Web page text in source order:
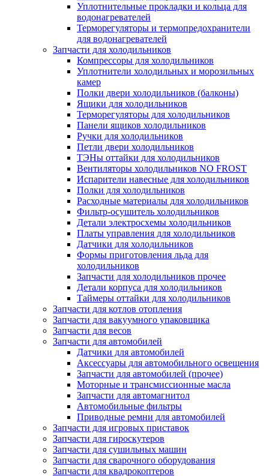
Уплотнительные прокладки и кольца для
водонагревателей
Терморегуляторы и термопредохранители
для водонагревателей
Запчасти для холодильников
Компрессоры для холодильников
Уплотнители холодильных и морозильных
камер
Полки двери холодильников (балконы)
Ящики для холодильников
Терморегуляторы для холодильников
Панели ящиков холодильников
Ручки для холодильников
Петли двери холодильников
ТЭНы оттайки для холодильников
Вентиляторы холодильников NO FROST
Испарители навесные для холодильников
Полки для холодильников
Расходные материалы для холодильников
Фильтр-осушитель холодильников
Детали электросхемы холодильников
Платы управления для холодильников
Датчики для холодильников
Формы приготовления льда для
холодильников
Запчасти для холодильников прочее
Детали корпуса для холодильников
Таймеры оттайки для холодильников
Запчасти для котлов отопления
Запчасти для вакуумного упаковщика
Запчасти для весов
Запчасти для автомобилей
Датчики для автомобилей
Аксессуары для автомобильного освещения
Запчасти для автомобилей (прочее)
Моторные и трансмиссионные масла
Запчасти для автомагнитол
Автомобильные фильтры
Приводные ремни для автомобилей
Запчасти для игровых приставок
Запчасти для гироскутеров
Запчасти для сушильных машин
Запчасти для сварочного оборудования
Запчасти для квадрокоптеров